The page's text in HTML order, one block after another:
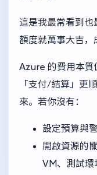
這是我最常看到也
額度就萬事大吉，
Azure 的費用本質
「支付/結算」更
來。若你沒有：
設定預算與
開啟資源的
VM、測試環